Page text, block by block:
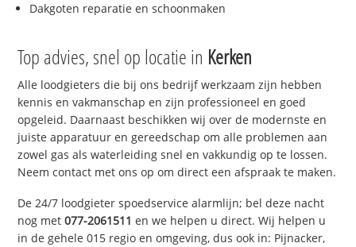
Dakgoten reparatie en schoonmaken
Top advies, snel op locatie in Kerken
Alle loodgieters die bij ons bedrijf werkzaam zijn hebben
kennis en vakmanschap en zijn professioneel en goed
opgeleid. Daarnaast beschikken wij over de modernste en
juiste apparatuur en gereedschap om alle problemen aan
zowel gas als waterleiding snel en vakkundig op te lossen.
Neem contact met ons op om direct een afspraak te maken.
De 24/7 loodgieter spoedservice alarmlijn; bel deze nacht
nog met077-2061511 en we helpen u direct. Wij helpen u
in de gehele 015 regio en omgeving, dus ook in: Pijnacker,